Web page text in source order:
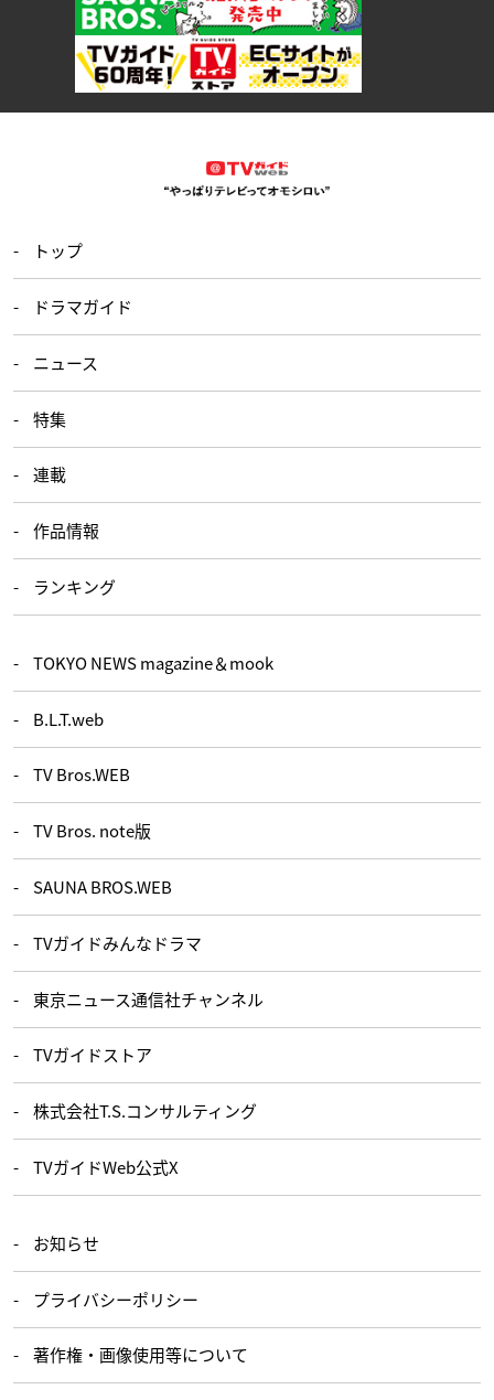
トップ
ドラマガイド
ニュース
特集
連載
作品情報
ランキング
TOKYO NEWS magazine＆mook
B.L.T.web
TV Bros.WEB
TV Bros. note版
SAUNA BROS.WEB
TVガイドみんなドラマ
東京ニュース通信社チャンネル
TVガイドストア
株式会社T.S.コンサルティング
TVガイドWeb公式X
お知らせ
プライバシーポリシー
著作権・画像使用等について